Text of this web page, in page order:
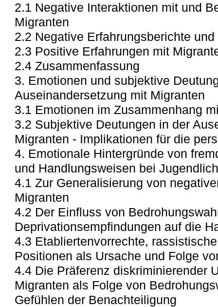
2.1 Negative Interaktionen mit und
Migranten
2.2 Negative Erfahrungsberichte
2.3 Positive Erfahrungen mit
2.4 Zusammenfassung
3. Emotionen und subjektive
Auseinandersetzung mit Migranten
3.1 Emotionen im Zusammenhang
3.2 Subjektive Deutungen in der
Migranten - Implikationen für die
4. Emotionale Hintergründe von
und Handlungsweisen bei
4.1 Zur Generalisierung von
Migranten
4.2 Der Einfluss von
Deprivationsempfindungen auf die
4.3 Etabliertenvorrechte,
Positionen als Ursache und Folge
4.4 Die Präferenz diskriminierender
Migranten als Folge von
Gefühlen der Benachteiligung